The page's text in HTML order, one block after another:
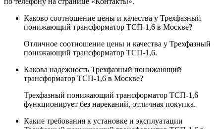
Каково соотношение цены и качества у Трехфазный
понижающий трансформатор ТСП-1,6 в Москве?
Отличное соотношение цены и качества у Трехфазный
понижающий трансформатор ТСП-1,6.
Какова надежность Трехфазный понижающий
трансформатор ТСП-1,6 в Москве?
Трехфазный понижающий трансформатор ТСП-1,6
функционирует без нареканий, отличная покупка.
Какие требования к установке и эксплуатации